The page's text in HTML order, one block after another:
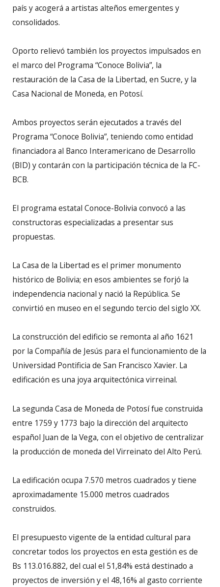
país y acogerá a artistas alteños emergentes y
consolidados.
Oporto relievó también los proyectos impulsados en
el marco del Programa “Conoce Bolivia”, la
restauración de la Casa de la Libertad, en Sucre, y la
Casa Nacional de Moneda, en Potosí.
Ambos proyectos serán ejecutados a través del
Programa “Conoce Bolivia”, teniendo como entidad
financiadora al Banco Interamericano de Desarrollo
(BID) y contarán con la participación técnica de la FC-
BCB.
El programa estatal Conoce-Bolivia convocó a las
constructoras especializadas a presentar sus
propuestas.
La Casa de la Libertad es el primer monumento
histórico de Bolivia; en esos ambientes se forjó la
independencia nacional y nació la República. Se
convirtió en museo en el segundo tercio del siglo XX.
La construcción del edificio se remonta al año 1621
por la Compañía de Jesús para el funcionamiento de la
Universidad Pontificia de San Francisco Xavier. La
edificación es una joya arquitectónica virreinal.
La segunda Casa de Moneda de Potosí fue construida
entre 1759 y 1773 bajo la dirección del arquitecto
español Juan de la Vega, con el objetivo de centralizar
la producción de moneda del Virreinato del Alto Perú.
La edificación ocupa 7.570 metros cuadrados y tiene
aproximadamente 15.000 metros cuadrados
construidos.
El presupuesto vigente de la entidad cultural para
concretar todos los proyectos en esta gestión es de
Bs 113.016.882, del cual el 51,84% está destinado a
proyectos de inversión y el 48,16% al gasto corriente